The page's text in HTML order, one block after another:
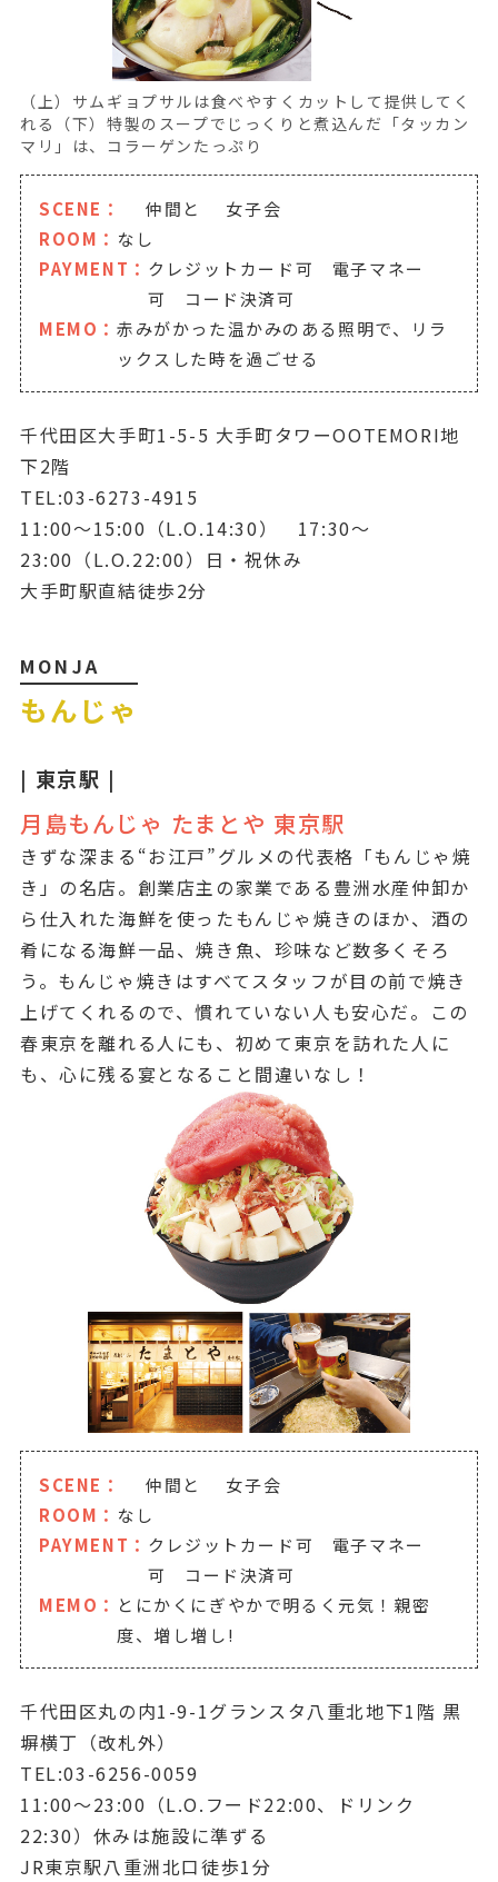
（上）サムギョプサルは食べやすくカットして提供してく
れる（下）特製のスープでじっくりと煮込んだ「タッカン
マリ」は、コラーゲンたっぷり
SCENE： 仲間と
女子会
ROOM： なし
PAYMENT： クレジットカード可 電子マネー
可 コード決済可
MEMO： 赤みがかった温かみのある照明で、リラ
ックスした時を過ごせる
千代田区大手町1-5-5 大手町タワーOOTEMORI地
下2階
TEL:03-6273-4915
11:00～15:00（L.O.14:30） 17:30～
23:00（L.O.22:00）日・祝休み
大手町駅直結徒歩2分
MONJA
もんじゃ
SCENE： 仲間と
女子会
ROOM： なし
PAYMENT： クレジットカード可 電子マネー
可 コード決済可
MEMO： とにかくにぎやかで明るく元気！親密
度、増し増し!
| 東京駅 |
月島もんじゃ たまとや 東京駅
きずな深まる“お江戸”グルメの代表格「もんじゃ焼
き」の名店。創業店主の家業である豊洲水産仲卸か
ら仕入れた海鮮を使ったもんじゃ焼きのほか、酒の
肴になる海鮮一品、焼き魚、珍味など数多くそろ
う。もんじゃ焼きはすべてスタッフが目の前で焼き
上げてくれるので、慣れていない人も安心だ。この
春東京を離れる人にも、初めて東京を訪れた人に
も、心に残る宴となること間違いなし！
千代田区丸の内1-9-1グランスタ八重北地下1階 黒
塀横丁（改札外）
TEL:03-6256-0059
11:00～23:00（L.O.フード22:00、ドリンク
22:30）休みは施設に準ずる
JR東京駅八重洲北口徒歩1分